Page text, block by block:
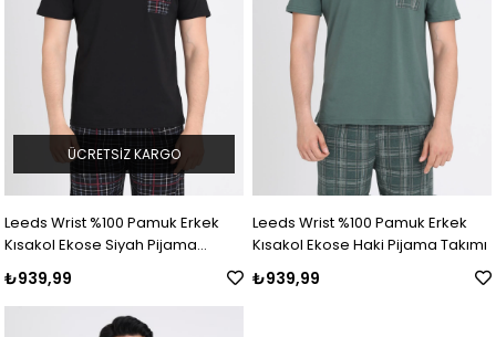
Leeds Wrist %100 Pamuk Erkek
Kısakol Ekose Siyah Pijama
₺939,99
ÜCRETSIZ KARGO
Leeds Wrist %100 Pamuk Erkek
Kısakol Ekose Haki Pijama Takımı
₺939,99